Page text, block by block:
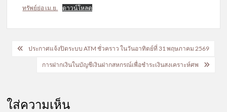
ทรัพย์ย่อ เม.ย. ดาวน์โหลด
แนะแนว
ประกาศแจ้งปิดระบบ ATM ชั่วคราว ในวันอาทิตย์ที่ 31 พฤษภาคม 2569
การฝากเงินในบัญชีเงินฝากสหกรณ์เพื่อชำระเงินสงเคราะห์ศพ
ใส่ความเห็น